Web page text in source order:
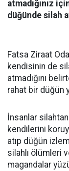
atmadığınız
düğünde silah
Fatsa Ziraat
kendisinin de
atmadığını
rahat bir düğün
İnsanlar
kendilerini
atıp düğün
silahlı ölümleri
magandalar